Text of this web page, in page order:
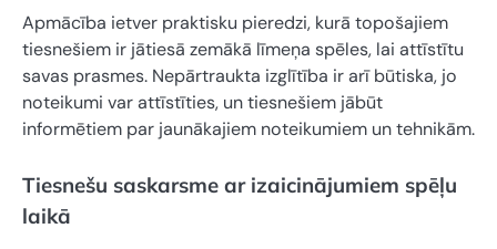
Apmācība ietver praktisku pieredzi, kurā topošajiem
tiesnešiem ir jātiesā zemākā līmeņa spēles, lai attīstītu
savas prasmes. Nepārtraukta izglītība ir arī būtiska, jo
noteikumi var attīstīties, un tiesnešiem jābūt
informētiem par jaunākajiem noteikumiem un tehnikām.
Tiesnešu saskarsme ar izaicinājumiem spēļu
laikā